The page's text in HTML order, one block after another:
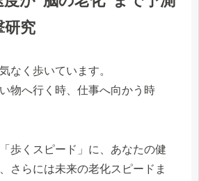
研究
なく歩いています。
物へ行く時、仕事へ向かう時
歩くスピード」に、あなたの健
さらには未来の老化スピードま